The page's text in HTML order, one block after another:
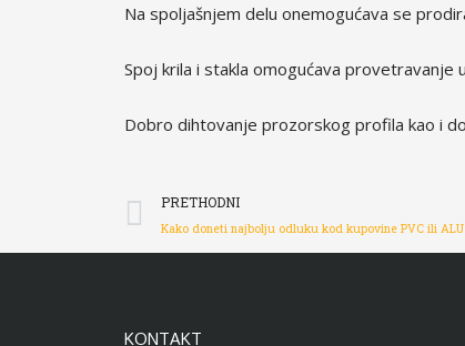
Na spoljašnjem delu onemogućava se
Spoj krila i stakla omogućava provetravanje
Dobro dihtovanje prozorskog profila kao i
Prev
PRETHODNI
Kako doneti najbolju odluku kod kupovine PVC ili
KONTAKT